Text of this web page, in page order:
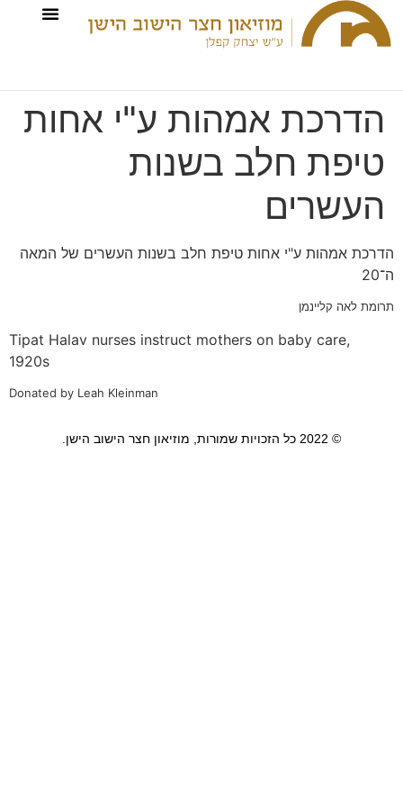
הדרכת אמהות ע"י אחות
טיפת חלב בשנות
העשרים
הדרכת אמהות ע"י אחות טיפת חלב בשנות העשרים של המאה
ה־20
תרומת לאה קליינמן
Tipat Halav nurses instruct mothers on baby care,
1920s
Donated by Leah Kleinman
© 2022 כל הזכויות שמורות, מוזיאון חצר הישוב הישן.